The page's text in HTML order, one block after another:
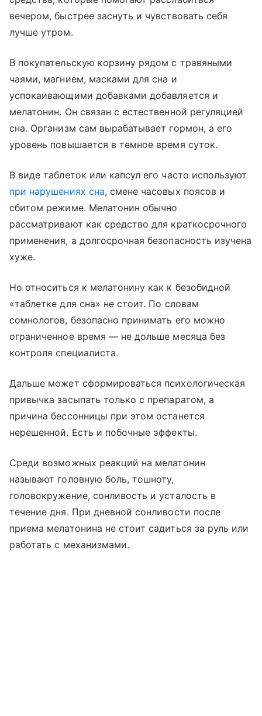
вечером, быстрее заснуть и чувствовать себя
лучше утром.
В покупательскую корзину рядом с травяными
чаями, магнием, масками для сна и
успокаивающими добавками добавляется и
мелатонин. Он связан с естественной регуляцией
сна. Организм сам вырабатывает гормон, а его
уровень повышается в темное время суток.
В виде таблеток или капсул его часто используют
при нарушениях сна, смене часовых поясов и
сбитом режиме. Мелатонин обычно
рассматривают как средство для краткосрочного
применения, а долгосрочная безопасность изучена
хуже.
Но относиться к мелатонину как к безобидной
«таблетке для сна» не стоит. По словам
сомнологов, безопасно принимать его можно
ограниченное время — не дольше месяца без
контроля специалиста.
Дальше может сформироваться психологическая
привычка засыпать только с препаратом, а
причина бессонницы при этом останется
нерешенной. Есть и побочные эффекты.
Среди возможных реакций на мелатонин
называют головную боль, тошноту,
головокружение, сонливость и усталость в
течение дня. При дневной сонливости после
приема мелатонина не стоит садиться за руль или
работать с механизмами.